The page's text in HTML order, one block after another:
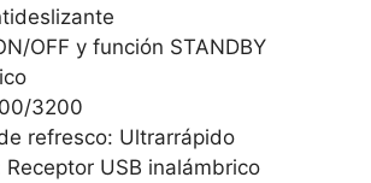
OFF y función STANDBY
3200
refresco: Ultrarrápido
Receptor USB inalámbrico